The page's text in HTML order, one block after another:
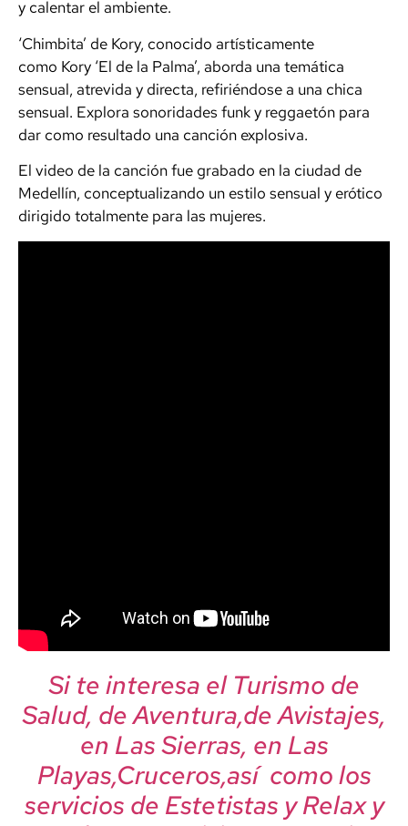
y calentar el ambiente.
‘Chimbita’ de Kory, conocido artísticamente
como Kory ‘El de la Palma’, aborda una temática
sensual, atrevida y directa, refiriéndose a una chica
sensual. Explora sonoridades funk y reggaetón para
dar como resultado una canción explosiva.
El video de la canción fue grabado en la ciudad de
Medellín, conceptualizando un estilo sensual y erótico
dirigido totalmente para las mujeres.
Si te interesa el Turismo de
Salud, de Aventura,de Avistajes,
en Las Sierras, en Las
Playas,Cruceros,así como los
servicios de Estetistas y Relax y